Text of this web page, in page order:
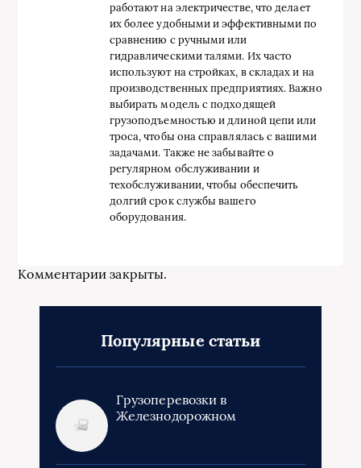
работают на электричестве, что делает
их более удобными и эффективными по
сравнению с ручными или
гидравлическими талями. Их часто
используют на стройках, в складах и на
производственных предприятиях. Важно
выбирать модель с подходящей
грузоподъемностью и длиной цепи или
троса, чтобы она справлялась с вашими
задачами. Также не забывайте о
регулярном обслуживании и
техобслуживании, чтобы обеспечить
долгий срок службы вашего
оборудования.
Комментарии закрыты.
Популярные статьи
Грузоперевозки в
Железнодорожном